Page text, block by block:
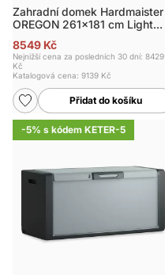
Zahradní domek Hardmaister
OREGON 261x181 cm Light
8549 Kč
Nejnižší cena za posledních 30 dní: 8429
Kč
Katalogová cena: 9139 Kč
Přidat do košíku
-5% s kódem KETER-5